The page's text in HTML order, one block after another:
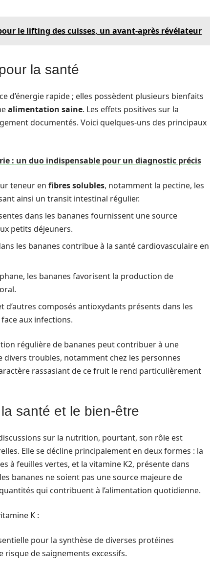
le lifting des cuisses, un avant-après révélateur
la santé
d’énergie rapide ; elles possèdent plusieurs bienfaits
alimentation saine. Les effets positives sur la
documentés. Voici quelques-uns des principaux
: un duo indispensable pour un diagnostic précis
teneur en fibres solubles, notamment la pectine, les
ainsi un transit intestinal régulier.
dans les bananes fournissent une source
petits déjeuners.
les bananes contribue à la santé cardiovasculaire en
les bananes favorisent la production de
d’autres composés antioxydants présents dans les
aux infections.
régulière de bananes peut contribuer à une
troubles, notamment chez les personnes
rassasiant de ce fruit le rend particulièrement
santé et le bien-être
sur la nutrition, pourtant, son rôle est
Elle se décline principalement en deux formes : la
à feuilles vertes, et la vitamine K2, présente dans
bananes ne soient pas une source majeure de
qui contribuent à l’alimentation quotidienne.
K :
pour la synthèse de diverses protéines
risque de saignements excessifs.